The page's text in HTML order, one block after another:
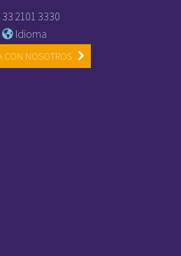
33 2101 3330
Idioma
CON NOSOTROS